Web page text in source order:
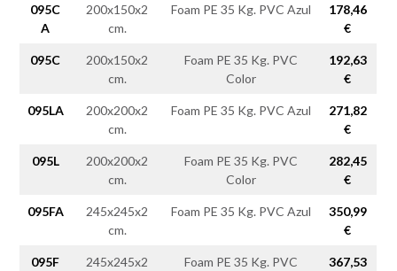
095C
A
200x150x2
cm.
Foam PE 35 Kg. PVC Azul
178,46
€
095C
200x150x2
cm.
Foam PE 35 Kg. PVC
Color
192,63
€
095LA
200x200x2
cm.
Foam PE 35 Kg. PVC Azul
271,82
€
095L
200x200x2
cm.
Foam PE 35 Kg. PVC
Color
282,45
€
095FA
245x245x2
cm.
Foam PE 35 Kg. PVC Azul
350,99
€
095F
245x245x2
Foam PE 35 Kg. PVC
367,53